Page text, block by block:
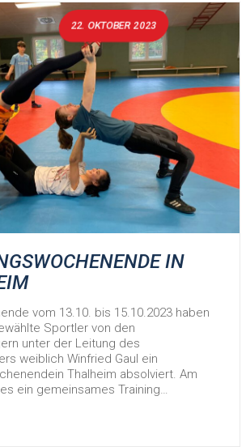
IN
vom 13.10. bis 15.10.2023 haben
Sportler von den
unter der Leitung des
weiblich Winfried Gaul ein
Thalheim absolviert. Am
ein gemeinsames Training…
22. OKTOBER 2023